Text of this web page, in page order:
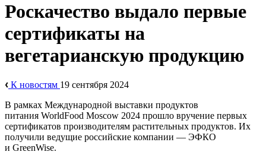
Роскачество выдало первые
сертификаты на
вегетарианскую продукцию
К новостям 19 сентября 2024
В рамках Международной выставки продуктов
питания WorldFood Moscow 2024 прошло вручение первых
сертификатов производителям растительных продуктов. Их
получили ведущие российские компании — ЭФКО
и GreenWise.